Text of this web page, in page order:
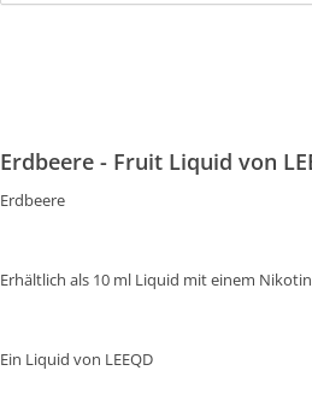
Erdbeere - Fruit Liquid von
Erdbeere
Erhältlich als 10 ml Liquid mit einem
Ein Liquid von LEEQD